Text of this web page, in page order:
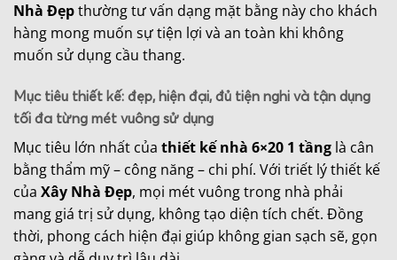
Nhà Đẹpthường tư vấn dạng mặt bằng này cho khách
hàng mong muốn sự tiện lợi và an toàn khi không
muốn sử dụng cầu thang.
Mục tiêu thiết kế: đẹp, hiện đại, đủ tiện nghi và tận dụng
tối đa từng mét vuông sử dụng
Mục tiêu lớn nhất của thiết kế nhà 6×20 1 tầng là cân
bằng thẩm mỹ – công năng – chi phí. Với triết lý thiết kế
của Xây Nhà Đẹp, mọi mét vuông trong nhà phải
mang giá trị sử dụng, không tạo diện tích chết. Đồng
thời, phong cách hiện đại giúp không gian sạch sẽ, gọn